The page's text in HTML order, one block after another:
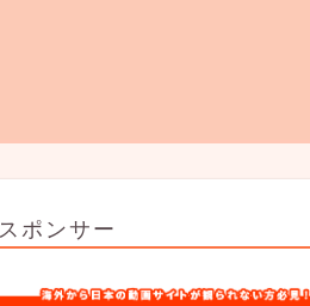
スポンサー